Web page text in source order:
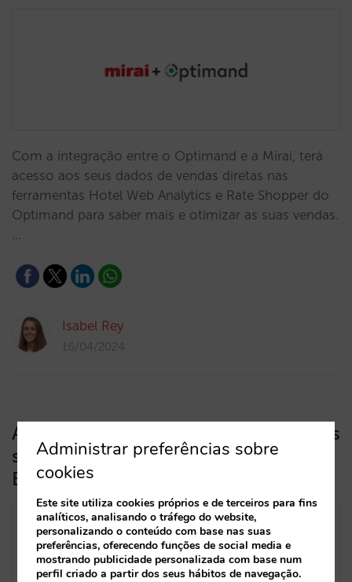
Com a integração entre o Optimand e a Mirai, terá
acesso aos seus dados de vendas diretas nas
ferramentas Hotel Web Analytics e Rate Shopper do
Optimand para saber mais e otimizar as suas vendas.
…
Isabel Rey
16/04/2024
Agora pode ver a origem e o meio das
suas reservas nos seus relatórios de
BI
Administrar preferências sobre
cookies
Este site utiliza cookies próprios e de terceiros para fins
analíticos, analisando o tráfego do website,
personalizando o conteúdo com base nas suas
preferências, oferecendo funções de social media e
mostrando publicidade personalizada com base num
perfil criado a partir dos seus hábitos de navegação.